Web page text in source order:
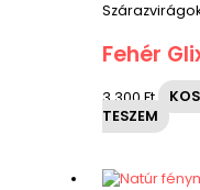
Fehér
3,300Ft
TESZEM